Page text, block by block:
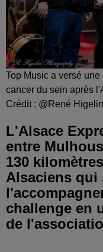
Top Music a versé
cancer du sein après
Crédit : @René
L'Alsace
entre
130
Alsaciens qui
challenge en
de